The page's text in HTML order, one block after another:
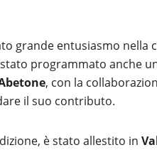
grande entusiasmo nella
programmato anche
, con la
il suo contributo.
è stato allestito in